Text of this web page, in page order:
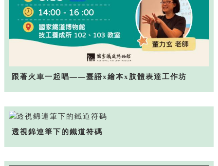
跟著火車一起唱——臺語x繪本x肢體表達工作坊
透視錦連筆下的鐵道符碼